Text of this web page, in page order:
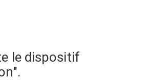
le dispositif